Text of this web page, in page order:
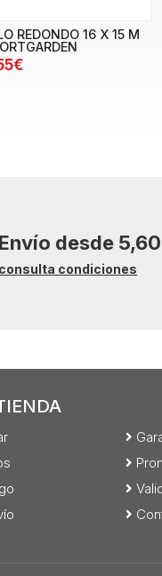
REDONDO 16 X 15 M
Envío desde 5,60
consulta condiciones